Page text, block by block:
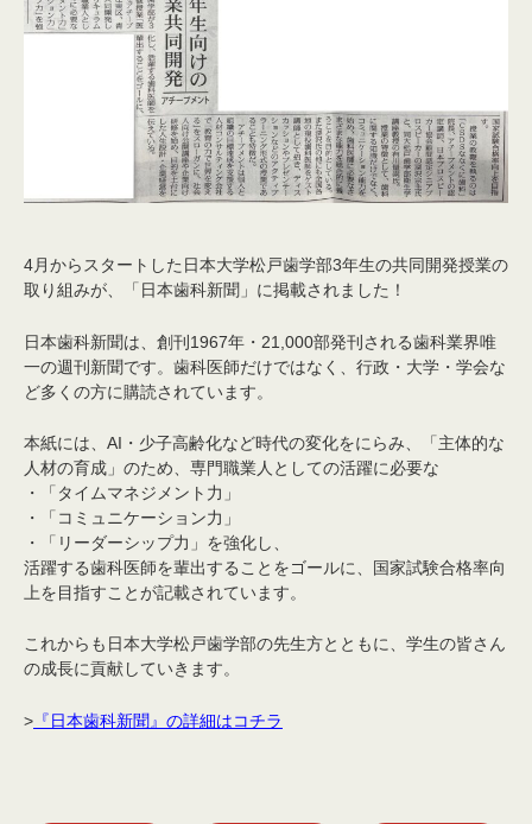
4月からスタートした 日本大学松戸歯学部3年生の共同開発授業の
取り組みが、
「日本歯科新聞」に掲載されました！
日本歯科新聞は、創刊1967年・21,000部発刊される歯科業界唯
一の週刊新聞です。 歯科医師だけではなく、 行政・大学・学会な
ど多くの方に購読されています。
本紙には、 AI・少子高齢化など時代の変化をにらみ、
「主体的な
人材の育成」のため、 専門職業人としての活躍に必要な
・「タイムマネジメント力」
・「コミュニケーション力」
・「リーダーシップ力」を強化し、
活躍する歯科医師を輩出することをゴールに、
国家試験合格率向
上を目指すことが記載されています。
これからも日本大学松戸歯学部の先生方とともに、 学生の皆さん
の成長に貢献していきます。
> 『日本歯科新聞』の詳細はコチラ